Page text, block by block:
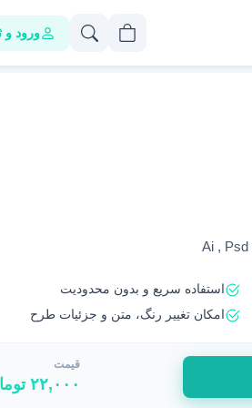
ورود و
استفاده سریع و بدون محدودیت
امکان تغییر رنگ، متن و جزئیات طرح
قیمت
۲۲,۰۰۰